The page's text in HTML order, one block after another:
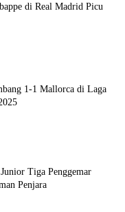
di Real Madrid Picu
1-1 Mallorca di Laga
Tiga Penggemar
Penjara